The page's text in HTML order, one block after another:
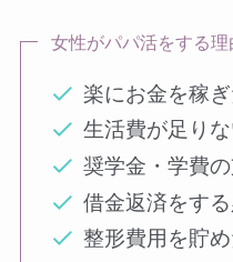
女性がパパ活をする理
楽にお金を稼
生活費が足り
奨学金・学費
借金返済をす
整形費用を貯